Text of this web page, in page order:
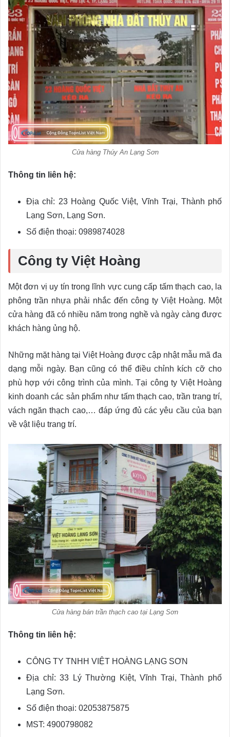
Cửa hàng Thúy An Lạng Sơn
Thông tin liên hệ:
Địa chỉ: 23 Hoàng Quốc Việt, Vĩnh Trại, Thành phố
Lạng Sơn, Lạng Sơn.
Số điện thoại: 0989874028
Công ty Việt Hoàng
Một đơn vị uy tín trong lĩnh vực cung cấp tấm thạch cao, la
phông trần nhựa phải nhắc đến công ty Việt Hoàng. Một
cửa hàng đã có nhiều năm trong nghề và ngày càng được
khách hàng ủng hộ.
Những mặt hàng tại Việt Hoàng được cập nhật mẫu mã đa
dạng mỗi ngày. Bạn cũng có thể điều chỉnh kích cỡ cho
phù hợp với công trình của mình. Tại công ty Việt Hoàng
kinh doanh các sản phẩm như tấm thạch cao, trần trang trí,
vách ngăn thạch cao,… đáp ứng đủ các yêu cầu của bạn
về vật liệu trang trí.
Cửa hàng bán trần thạch cao tại Lạng Sơn
Thông tin liên hệ:
CÔNG TY TNHH VIỆT HOÀNG LẠNG SƠN
Địa chỉ: 33 Lý Thường Kiệt, Vĩnh Trại, Thành phố
Lạng Sơn.
Số điện thoại: 02053875875
MST: 4900798082